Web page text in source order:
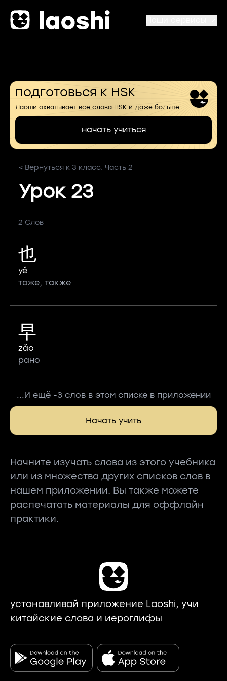
подготовься к HSK
Лаоши охватывает все слова HSK и даже больше
начать учиться
< Вернуться к 3 класс. Часть 2
Урок 23
2 Слов
也
yě
тоже, также
早
zǎo
рано
...И ещё -3 слов в этом списке в приложении
Начать учить
Начните изучать слова из этого учебника
или из множества других списков слов в
нашем приложении. Вы также можете
распечатать материалы для оффлайн
практики.
устанавливай приложение Laoshi, учи
китайские слова и иероглифы